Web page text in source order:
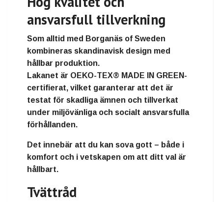
ansvarsfull tillverkning
Som alltid med Borganäs of Sweden
kombineras skandinavisk design med
hållbar produktion.
Lakanet är OEKO-TEX® MADE IN GREEN-
certifierat, vilket garanterar att det är
testat för skadliga ämnen och tillverkat
under miljövänliga och socialt ansvarsfulla
förhållanden.
Det innebär att du kan sova gott – både i
komfort och i vetskapen om att ditt val är
hållbart.
Tvättråd